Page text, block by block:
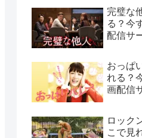
完璧な
る？今
配信サ
おっぱ
れる？
画配信
ロック
こで見